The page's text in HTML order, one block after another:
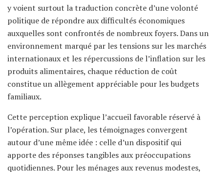
y voient surtout la traduction concrète d’une volonté
politique de répondre aux difficultés économiques
auxquelles sont confrontés de nombreux foyers. Dans un
environnement marqué par les tensions sur les marchés
internationaux et les répercussions de l’inflation sur les
produits alimentaires, chaque réduction de coût
constitue un allègement appréciable pour les budgets
familiaux.
Cette perception explique l’accueil favorable réservé à
l’opération. Sur place, les témoignages convergent
autour d’une même idée : celle d’un dispositif qui
apporte des réponses tangibles aux préoccupations
quotidiennes. Pour les ménages aux revenus modestes,